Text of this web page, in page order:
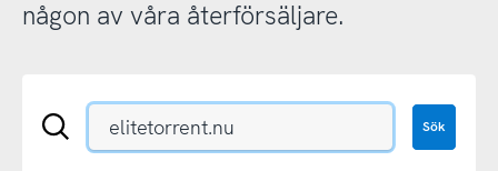
någon av våra återförsäljare.
Sök
Sök